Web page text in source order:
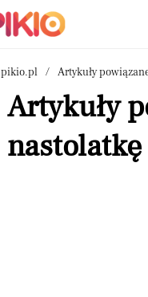
pikio.pl Artykuły
Artykuły
nastolatkę